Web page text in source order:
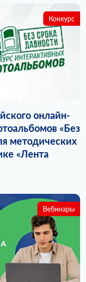
Конкурс
онлайн-
«Без
методических
«Лента
Вебинары